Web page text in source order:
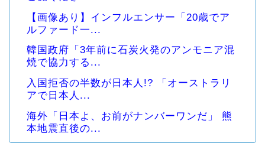
【画像あり】インフルエンサー「20歳でア
ルファード一...
韓国政府「3年前に石炭火発のアンモニア混
焼で協力する...
入国拒否の半数が日本人!? 「オーストラリ
アで日本人...
海外「日本よ、お前がナンバーワンだ」 熊
本地震直後の...